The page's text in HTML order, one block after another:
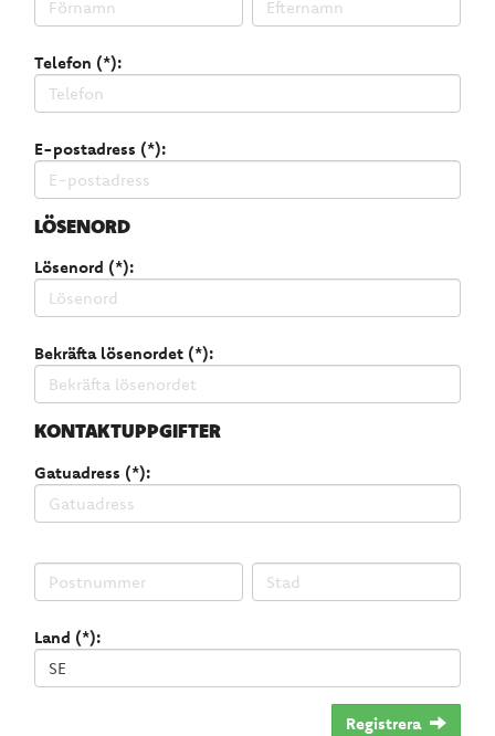
Telefon (*):
E-postadress (*):
LÖSENORD
Lösenord (*):
Bekräfta lösenordet (*):
KONTAKTUPPGIFTER
Gatuadress (*):
Land (*):
Registrera